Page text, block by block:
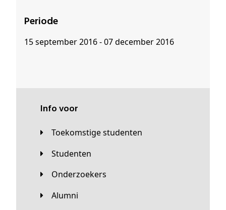
Periode
15 september 2016 - 07 december 2016
Info voor
Toekomstige studenten
Studenten
Onderzoekers
Alumni